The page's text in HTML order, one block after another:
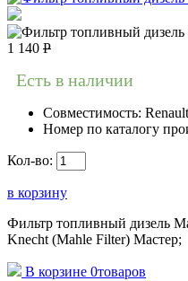
1 140 Р
Есть в наличии
Совместимость:
Номер по каталогу
Кол-во:
в корзину
Фильтр топливный дизель
Knecht (Mahle Filter) Мастер;
В корзине 0товаров